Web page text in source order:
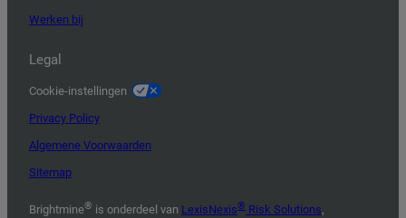
Werken bij
Legal
Cookie-instellingen
Privacy Policy
Algemene Voorwaarden
Sitemap
Brightmine® is onderdeel van LexisNexis® Risk Solutions,